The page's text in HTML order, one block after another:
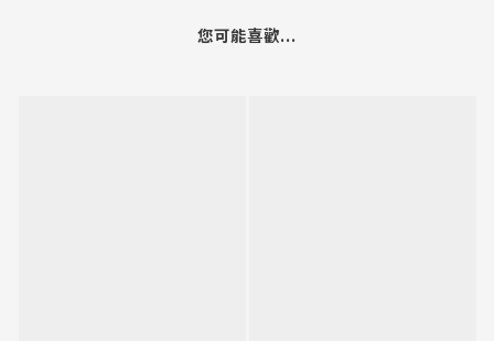
您可能喜歡...